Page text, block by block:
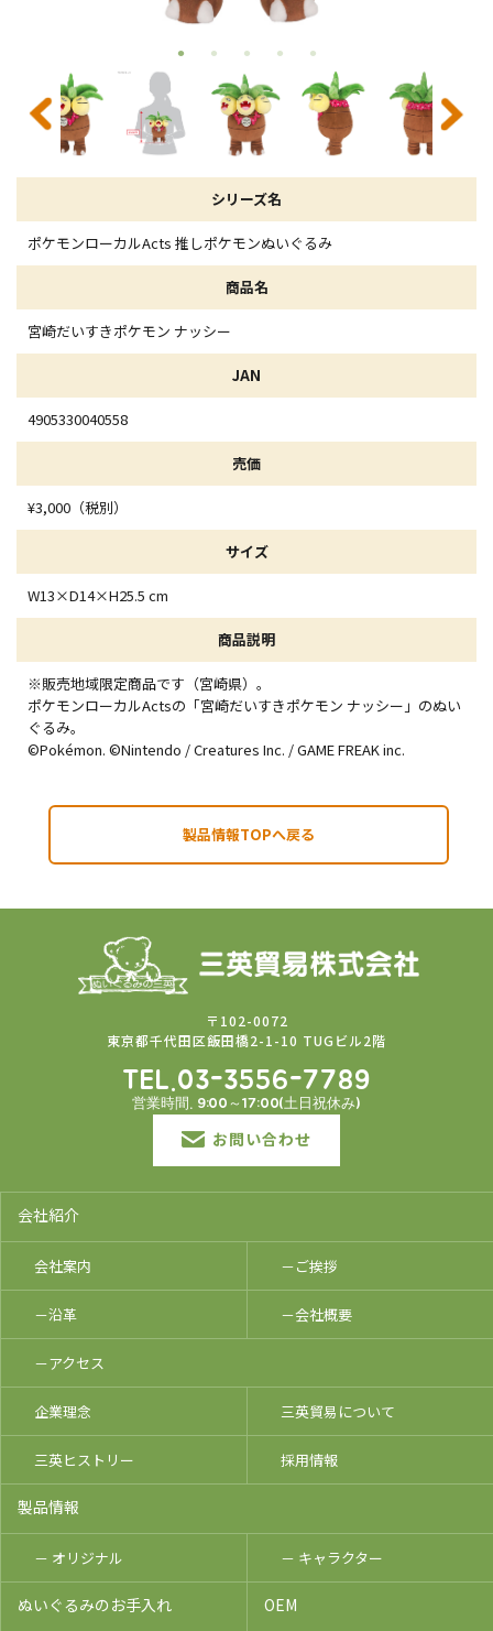
シリーズ名
ポケモンローカルActs 推しポケモンぬいぐるみ
商品名
宮崎だいすきポケモン ナッシー
JAN
4905330040558
売価
¥3,000（税別）
サイズ
W13×D14×H25.5 cm
商品説明
※販売地域限定商品です（宮崎県）。
ポケモンローカルActsの「宮崎だいすきポケモン ナッシー」のぬい
ぐるみ。
©Pokémon. ©Nintendo / Creatures Inc. / GAME FREAK inc.
製品情報TOPへ戻る
〒102-0072
東京都千代田区飯田橋2-1-10 TUGビル2階
TEL.03-3556-7789
営業時間. 9:00～17:00(土日祝休み)
お問い合わせ
会社紹介
会社案内 －ご挨拶
－沿革 －会社概要
－アクセス
企業理念 三英貿易について
三英ヒストリー 採用情報
製品情報
－ オリジナル － キャラクター
ぬいぐるみのお手入れ OEM